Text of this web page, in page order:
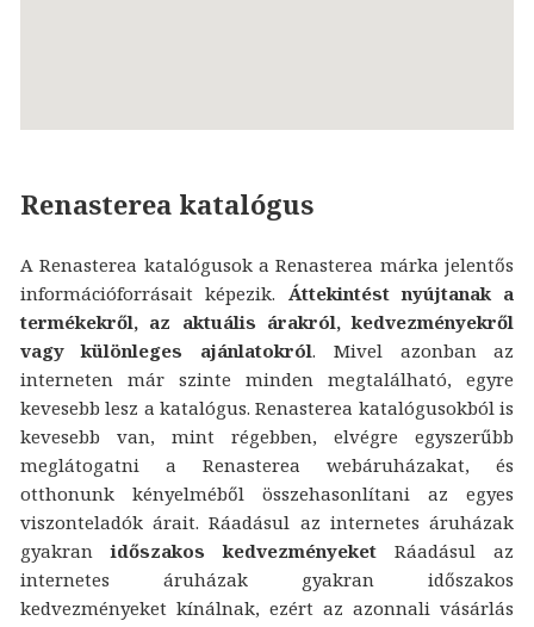
Renasterea katalógus
A Renasterea katalógusok a Renasterea márka jelentős
információforrásait képezik. Áttekintést nyújtanak a
termékekről, az aktuális árakról, kedvezményekről
vagy különleges ajánlatokról. Mivel azonban az
interneten már szinte minden megtalálható, egyre
kevesebb lesz a katalógus. Renasterea katalógusokból is
kevesebb van, mint régebben, elvégre egyszerűbb
meglátogatni a Renasterea webáruházakat, és
otthonunk kényelméből összehasonlítani az egyes
viszonteladók árait. Ráadásul az internetes áruházak
gyakranidőszakos kedvezményeket Ráadásul az
internetes áruházak gyakran időszakos
kedvezményeket kínálnak, ezért az azonnali vásárlás